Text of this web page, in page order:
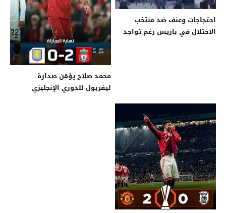
احتجاجات وعنف ضد منتخب
الاحتلال في باريس رغم تواجد
محمد صلاح يؤمّن صدارة
ليفربول للدوري الإنجليزي